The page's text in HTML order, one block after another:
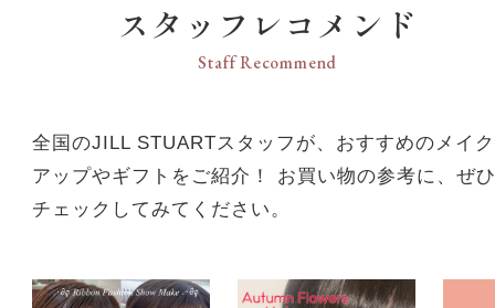
スタッフレコメンド
Staff Recommend
全国のJILL STUARTスタッフが、おすすめのメイク
アップやギフトをご紹介！ お買い物の参考に、ぜひ
チェックしてみてください。